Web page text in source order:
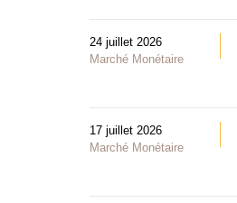
24 juillet 2026
Marché Monétaire
17 juillet 2026
Marché Monétaire